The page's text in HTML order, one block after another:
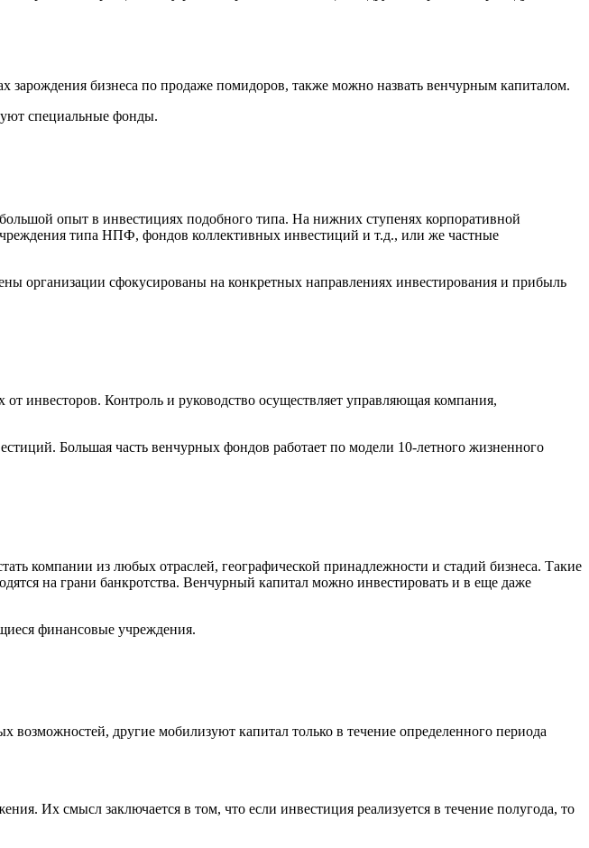
зарождения бизнеса по продаже помидоров, также можно назвать венчурным капиталом.
специальные фонды.
опыт в инвестициях подобного типа. На нижних ступенях корпоративной
типа НПФ, фондов коллективных инвестиций и т.д., или же частные
организации сфокусированы на конкретных направлениях инвестирования и прибыль
инвесторов. Контроль и руководство осуществляет управляющая компания,
Большая часть венчурных фондов работает по модели 10-летного жизненного
компании из любых отраслей, географической принадлежности и стадий бизнеса. Такие
на грани банкротства. Венчурный капитал можно инвестировать и в еще даже
финансовые учреждения.
другие мобилизуют капитал только в течение определенного периода
Их смысл заключается в том, что если инвестиция реализуется в течение полугода, то